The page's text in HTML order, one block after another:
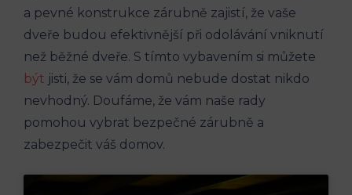
a pevné konstrukce zárubně zajistí, že vaše
dveře budou efektivnější při odolávání vniknutí
než běžné dveře. S tímto vybavením si můžete
být jisti, že se vám domů nebude dostat nikdo
nevhodný. Doufáme, že vám naše rady
pomohou vybrat bezpečné zárubně a
zabezpečit váš domov.